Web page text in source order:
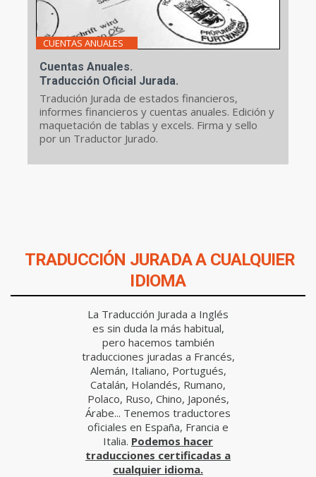
CUENTAS ANUALES
Cuentas Anuales.
Traducción Oficial Jurada.
Tradución Jurada de estados financieros,
informes financieros y cuentas anuales. Edición y
maquetación de tablas y excels. Firma y sello
por un Traductor Jurado.
TRADUCCIÓN JURADA A CUALQUIER
IDIOMA
La Traducción Jurada a Inglés
es sin duda la más habitual,
pero hacemos también
traducciones juradas a Francés,
Alemán, Italiano, Portugués,
Catalán, Holandés, Rumano,
Polaco, Ruso, Chino, Japonés,
Árabe... Tenemos traductores
oficiales en España, Francia e
Italia. Podemos hacer
traducciones certificadas a
cualquier idioma.